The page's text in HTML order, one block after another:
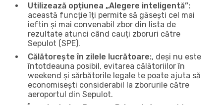
Utilizează opțiunea „Alegere inteligentă”:
această funcție îți permite să găsești cel mai
ieftin și mai convenabil zbor din lista de
rezultate atunci când cauți zboruri către
Sepulot (SPE).
Călătorește în zilele lucrătoare:, deși nu este
întotdeauna posibil, evitarea călătoriilor în
weekend și sărbătorile legale te poate ajuta să
economisești considerabil la zborurile către
aeroportul din Sepulot.